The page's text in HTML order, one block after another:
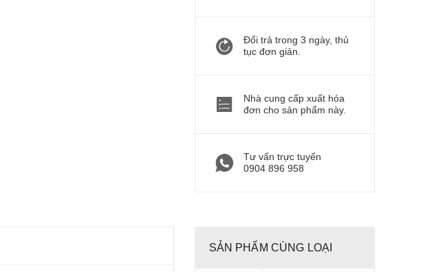
Đổi trả trong 3 ngày, thủ
tục đơn giản.
Nhà cung cấp xuất hóa
đơn cho sản phẩm này.
Tư vấn trực tuyến
0904 896 958
SẢN PHẨM CÙNG LOẠI